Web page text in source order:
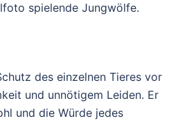
spielende Jungwölfe.
des einzelnen Tieres vor
und unnötigem Leiden. Er
und die Würde jedes